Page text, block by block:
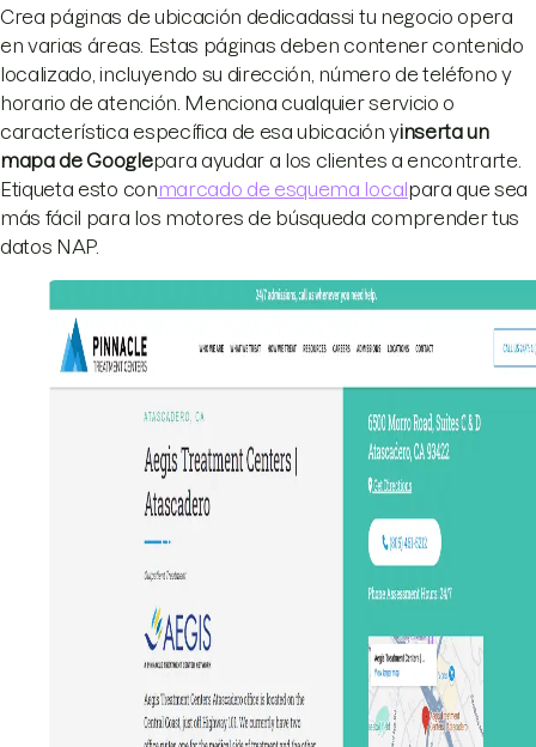
Crea páginas de ubicación dedicadassi tu negocio opera
en varias áreas. Estas páginas deben contener contenido
localizado, incluyendo su dirección, número de teléfono y
horario de atención. Menciona cualquier servicio o
característica específica de esa ubicación yinserta un
mapa de Googlepara ayudar a los clientes a encontrarte.
Etiqueta esto conmarcado de esquema localpara que sea
más fácil para los motores de búsqueda comprender tus
datos NAP.